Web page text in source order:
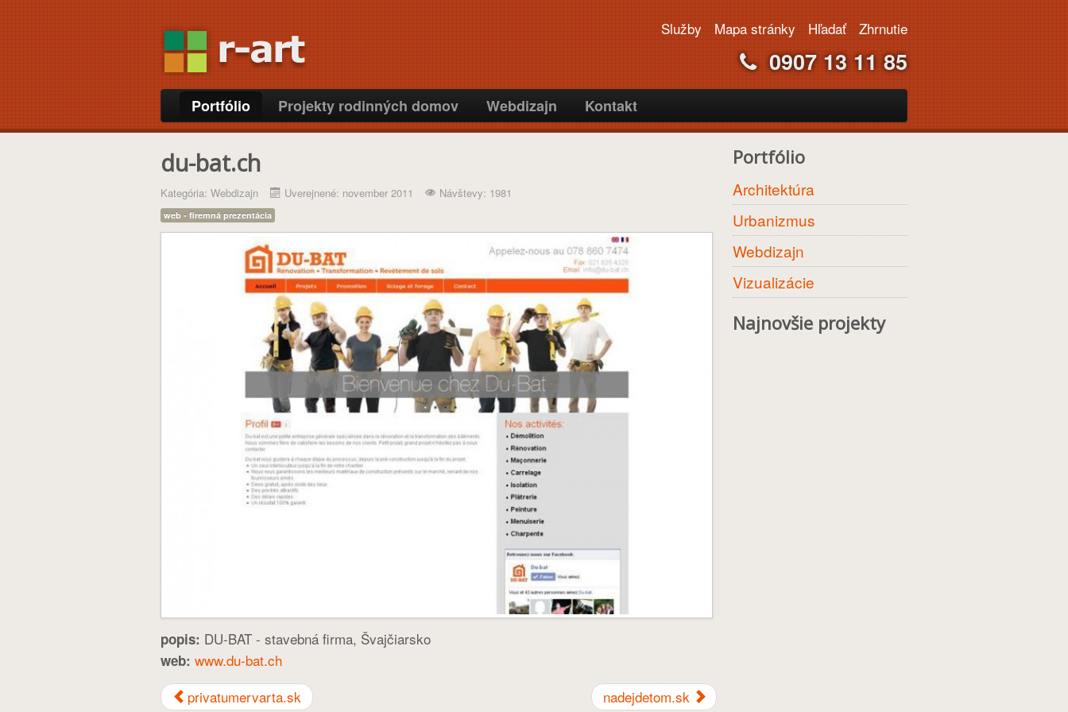
Služby Mapa stránky Hľadať Zhrnutie
0907 13 11 85
Portfólio Projekty rodinných domov Webdizajn Kontakt
du-bat.ch
Kategória: Webdizajn Uverejnené: november 2011 Návštevy: 1981
web - firemná prezentácia
popis: DU-BAT - stavebná firma, Švajčiarsko
web: www.du-bat.ch
privatumervarta.sk
nadejdetom.sk
Portfólio
Architektúra
Urbanizmus
Webdizajn
Vizualizácie
Najnovšie projekty